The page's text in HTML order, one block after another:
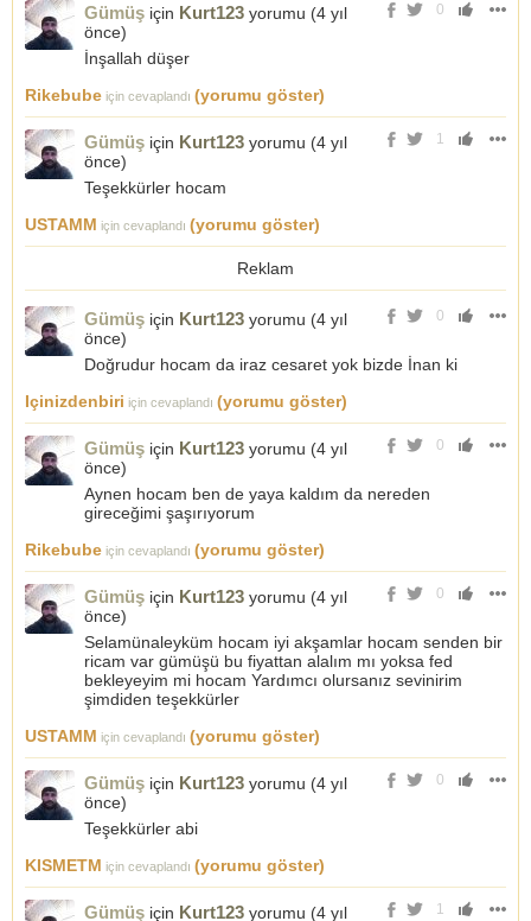
0
Gümüş için Kurt123 yorumu (4 yıl
önce)
İnşallah düşer
Rikebube için cevaplandı (yorumu göster)
1
Gümüş için Kurt123 yorumu (4 yıl
önce)
Teşekkürler hocam
USTAMM için cevaplandı (yorumu göster)
Reklam
0
Gümüş için Kurt123 yorumu (4 yıl
önce)
Doğrudur hocam da iraz cesaret yok bizde İnan ki
Içinizdenbiri için cevaplandı (yorumu göster)
0
Gümüş için Kurt123 yorumu (4 yıl
önce)
Aynen hocam ben de yaya kaldım da nereden
gireceğimi şaşırıyorum
Rikebube için cevaplandı (yorumu göster)
0
Gümüş için Kurt123 yorumu (4 yıl
önce)
Selamünaleyküm hocam iyi akşamlar hocam senden bir
ricam var gümüşü bu fiyattan alalım mı yoksa fed
bekleyeyim mi hocam Yardımcı olursanız sevinirim
şimdiden teşekkürler
USTAMM için cevaplandı (yorumu göster)
0
Gümüş için Kurt123 yorumu (4 yıl
önce)
Teşekkürler abi
KISMETM için cevaplandı (yorumu göster)
1
Gümüş için Kurt123 yorumu (4 yıl